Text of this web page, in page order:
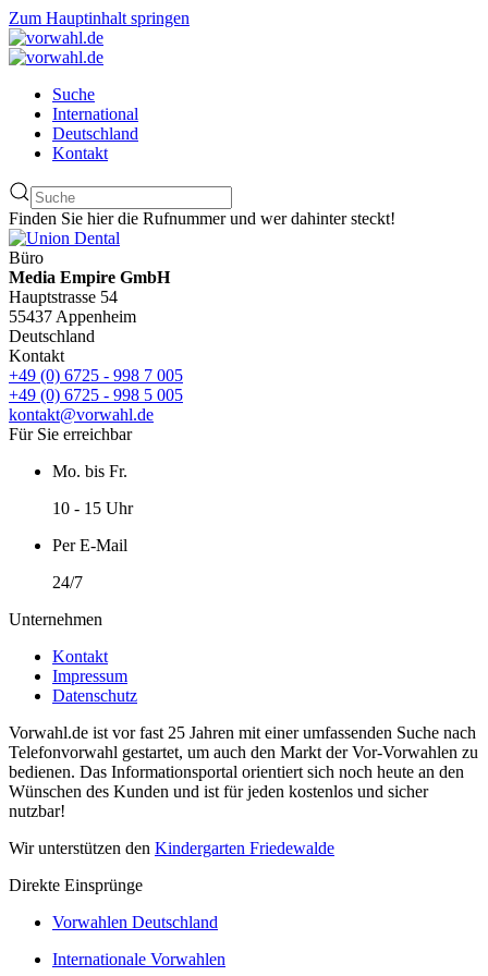
Zum Hauptinhalt springen
Suche
International
Deutschland
Kontakt
Finden Sie hier die Rufnummer und wer dahinter steckt!
Büro
Media Empire GmbH
Hauptstrasse 54
55437 Appenheim
Deutschland
Kontakt
+49 (0) 6725 - 998 7 005
+49 (0) 6725 - 998 5 005
kontakt@vorwahl.de
Für Sie erreichbar
Mo. bis Fr.
10 - 15 Uhr
Per E-Mail
24/7
Unternehmen
Kontakt
Impressum
Datenschutz
Vorwahl.de ist vor fast 25 Jahren mit einer umfassenden Suche nach
Telefonvorwahl gestartet, um auch den Markt der Vor-Vorwahlen zu
bedienen. Das Informationsportal orientiert sich noch heute an den
Wünschen des Kunden und ist für jeden kostenlos und sicher
nutzbar!
Wir unterstützen den Kindergarten Friedewalde
Direkte Einsprünge
Vorwahlen Deutschland
Internationale Vorwahlen